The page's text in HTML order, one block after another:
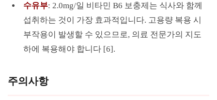
수유부: 2.0mg/일 비타민 B6 보충제는 식사와 함께
섭취하는 것이 가장 효과적입니다. 고용량 복용 시
부작용이 발생할 수 있으므로, 의료 전문가의 지도
하에 복용해야 합니다 [6].
주의사항